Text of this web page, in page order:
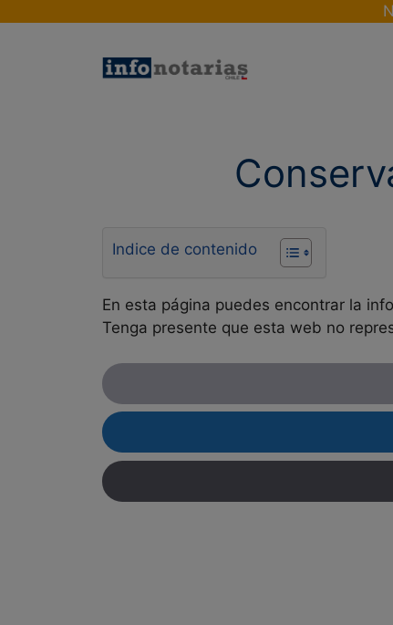
Indice de contenido
En esta página puedes encontrar la
Tenga presente que esta web no